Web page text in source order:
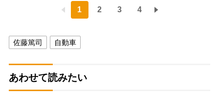
1 2 3 4
佐藤篤司 自動車
あわせて読みたい